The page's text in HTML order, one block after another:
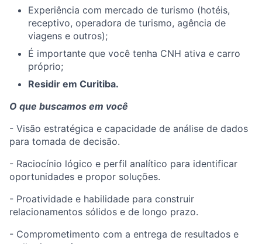
Experiência com mercado de turismo (hotéis,
receptivo, operadora de turismo, agência de
viagens e outros);
É importante que você tenha CNH ativa e carro
próprio;
Residir em Curitiba.
O que buscamos em você
- Visão estratégica e capacidade de análise de dados
para tomada de decisão.
- Raciocínio lógico e perfil analítico para identificar
oportunidades e propor soluções.
- Proatividade e habilidade para construir
relacionamentos sólidos e de longo prazo.
- Comprometimento com a entrega de resultados e